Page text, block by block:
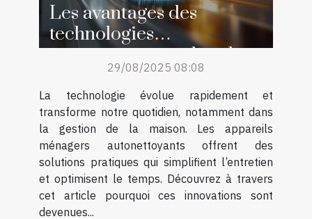
Les avantages des
technologies
autonettoyantes dans les
appareils ménagers
29/08/2025 08:08
La technologie évolue rapidement et
transforme notre quotidien, notamment dans
la gestion de la maison. Les appareils
ménagers autonettoyants offrent des
solutions pratiques qui simplifient l’entretien
et optimisent le temps. Découvrez à travers
cet article pourquoi ces innovations sont
devenues...